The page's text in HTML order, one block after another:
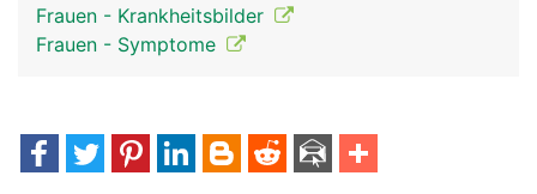
Frauen - Krankheitsbilder
Frauen - Symptome